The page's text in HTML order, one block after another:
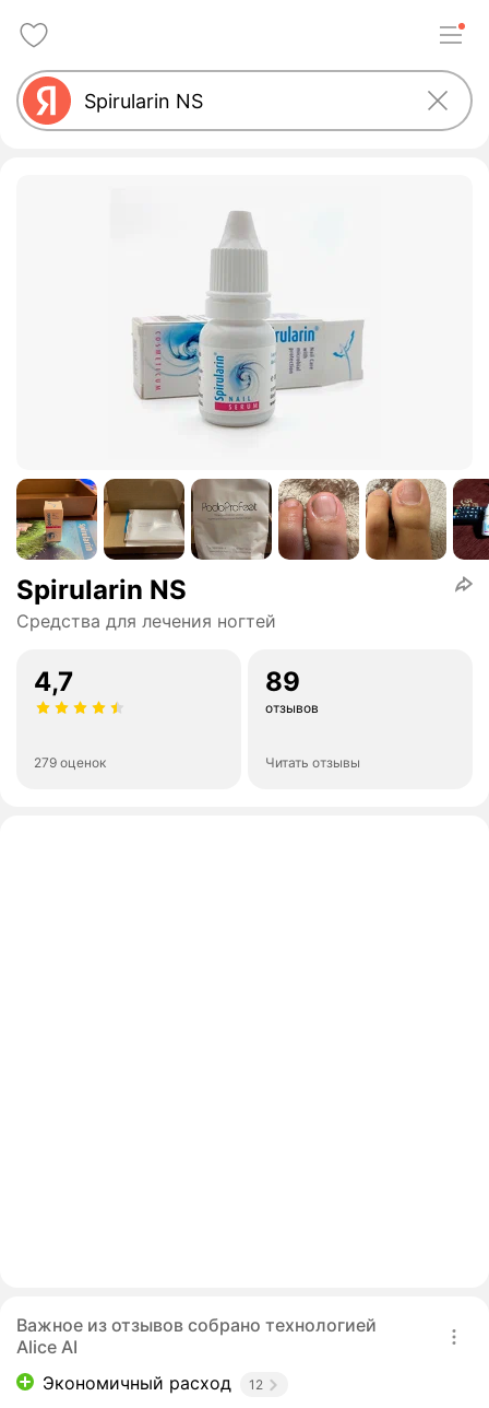
Spirularin NS
Средства для лечения ногтей
4,7
279 оценок
89
отзывов
Читать отзывы
Важное из отзывов собрано технологией
Alice AI
Экономичный расход
12